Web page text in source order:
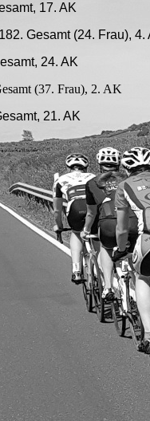
17. AK
Gesamt (24. Frau), 4.
24. AK
(37. Frau), 2. AK
21. AK